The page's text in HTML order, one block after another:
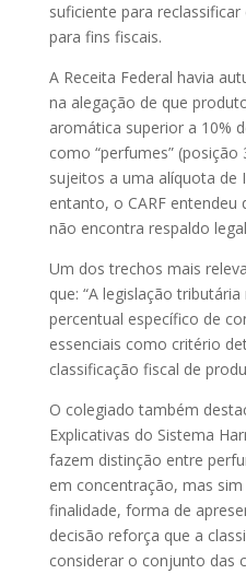
suficiente para
para fins fiscais.
A Receita Federal havia
na alegação de que
aromática superior a 10%
como “perfumes” (posição
sujeitos a uma alíquota de
entanto, o CARF entendeu
não encontra respaldo
Um dos trechos mais
que: “A legislação
percentual específico de
essenciais como critério
classificação fiscal de
O colegiado também
Explicativas do Sistema
fazem distinção entre
em concentração, mas
finalidade, forma de
decisão reforça que a
considerar o conjunto das